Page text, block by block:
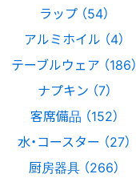
ラップ （54）
アルミホイル （4）
テーブルウェア （186）
ナプキン （7）
客席備品 （152）
水・コースター （27）
厨房器具 （266）